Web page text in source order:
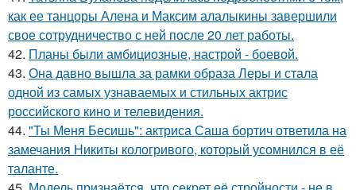
как ее танцоры Алена и Максим алалыкины завершили
свое сотрудничество с ней после 20 лет работы.
42. Планы были амбициозные, настрой - боевой.
43. Она давно вышла за рамки образа Леры и стала
одной из самых узнаваемых и стильных актрис
российского кино и телевидения.
44. "Ты Меня Бесишь": актриса Саша бортич ответила на
замечания Никиты кологривого, который усомнился в её
таланте.